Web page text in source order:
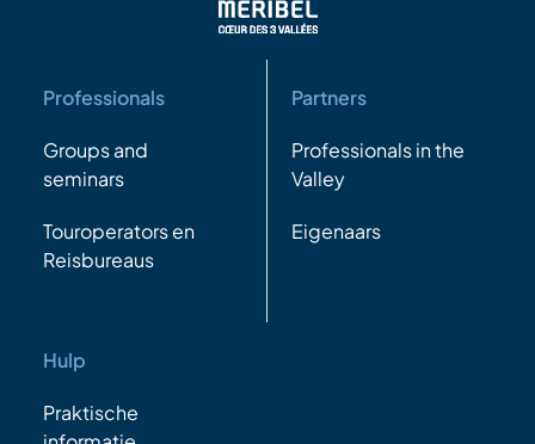
Professionals
Groups and
seminars
Touroperators en
Reisbureaus
Partners
Professionals in the
Valley
Eigenaars
Hulp
Praktische